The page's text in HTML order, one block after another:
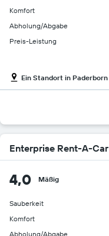
Komfort
Abholung/Abgabe
Preis-Leistung
Ein Standort in Paderborn
Enterprise Rent-A-Car
4,0 Mäßig
Sauberkeit
Komfort
Abholung/Abgabe